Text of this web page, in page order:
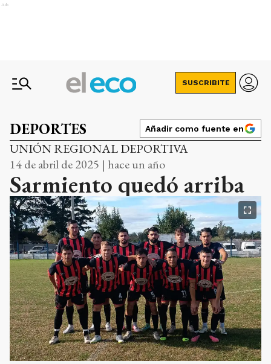
Ads
SUSCRIBITE
DEPORTES Añadir como fuente en
UNIÓN REGIONAL DEPORTIVA
14 de abril de 2025 | hace un año
Sarmiento quedó arriba